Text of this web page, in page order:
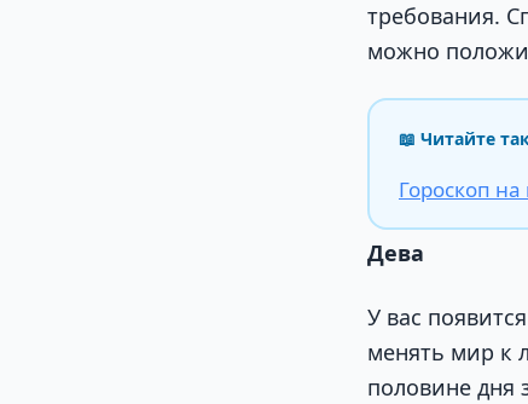
требования.
можно
📖 Читайте
Гороскоп
Дева
У вас
менять мир к
половине дня